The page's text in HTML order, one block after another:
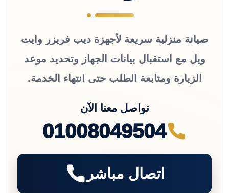
صيانة منزلية سريعة لأجهزة ديب فريزر وايت
ويل مع استقبال بيانات الجهاز وتحديد موعد
الزيارة ومتابعة الطلب حتى انتهاء الخدمة.
تواصل معنا الآن
01008049504
اتصال مباشر